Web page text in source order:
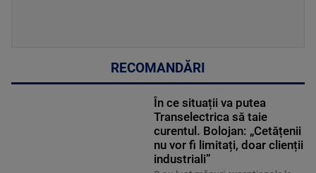
RECOMANDĂRI
În ce situații va putea
Transelectrica să taie
curentul. Bolojan: „Cetățenii
nu vor fi limitați, doar clienții
industriali”